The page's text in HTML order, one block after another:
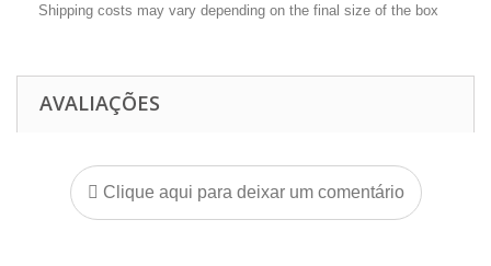
Shipping costs may vary depending on the final size of the box
AVALIAÇÕES
Clique aqui para deixar um comentário